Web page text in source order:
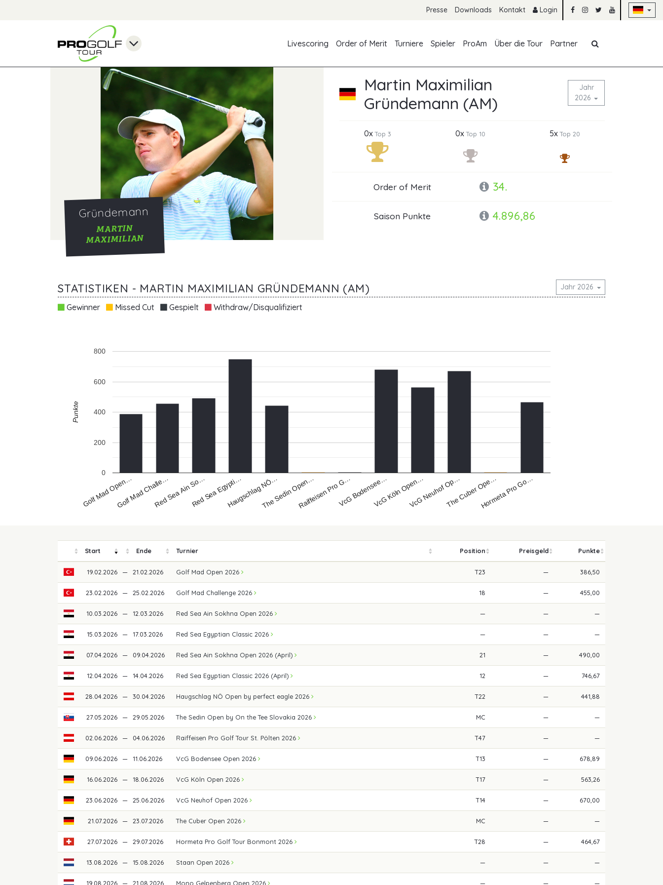
Presse Downloads Kontakt Login
Livescoring
Order of Merit Turniere Spieler ProAm Über die Tour Partner
Gründemann
MARTIN
MAXIMILIAN
Martin Maximilian
Gründemann (AM)
Jahr
2026
0xTop 3 0xTop 10 5xTop 20
Order of Merit 34.
Saison Punkte 4.896,86
STATISTIKEN - MARTIN MAXIMILIAN GRÜNDEMANN (AM) Jahr 2026
Gewinner Missed Cut Gespielt Withdraw/Disqualifiziert
Golf Mad Open…Golf Mad Challe…Red Sea Ain So…Red Sea Egypti…Haugschlag NÖ…The Sedin Open…Raiffeisen Pro G…VcG Bodensee…VcG Köln Open…VcG Neuhof Op…The Cuber Ope…Hormeta Pro Go…
0
200
400
600
800
Punkte
Start Ende Turnier Position Preisgeld Punkte
19.02.2026 — 21.02.2026 Golf Mad Open 2026 T23 — 386,50
23.02.2026 — 25.02.2026 Golf Mad Challenge 2026 18 — 455,00
10.03.2026 — 12.03.2026 Red Sea Ain Sokhna Open 2026 — — —
15.03.2026 — 17.03.2026 Red Sea Egyptian Classic 2026 — — —
07.04.2026 — 09.04.2026 Red Sea Ain Sokhna Open 2026 (April) 21 — 490,00
12.04.2026 — 14.04.2026 Red Sea Egyptian Classic 2026 (April) 12 — 746,67
28.04.2026 — 30.04.2026 Haugschlag NÖ Open by perfect eagle 2026 T22 — 441,88
27.05.2026 — 29.05.2026 The Sedin Open by On the Tee Slovakia 2026 MC — —
02.06.2026 — 04.06.2026 Raiffeisen Pro Golf Tour St. Pölten 2026 T47 — —
09.06.2026 — 11.06.2026 VcG Bodensee Open 2026 T13 — 678,89
16.06.2026 — 18.06.2026 VcG Köln Open 2026 T17 — 563,26
23.06.2026 — 25.06.2026 VcG Neuhof Open 2026 T14 — 670,00
21.07.2026 — 23.07.2026 The Cuber Open 2026 MC — —
27.07.2026 — 29.07.2026 Hormeta Pro Golf Tour Bonmont 2026 T28 — 464,67
13.08.2026 — 15.08.2026 Staan Open 2026 — — —
19.08.2026 — 21.08.2026 Mono Gelpenberg Open 2026 — — —